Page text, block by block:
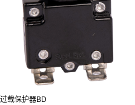
过载保护器BD